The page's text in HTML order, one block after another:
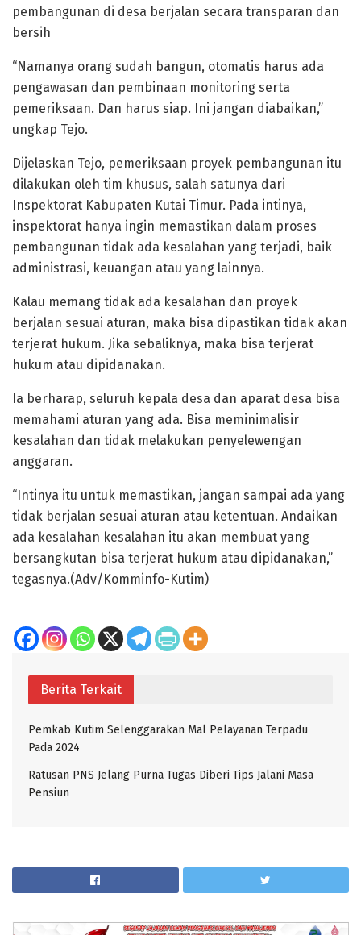
pembangunan di desa berjalan secara transparan dan
bersih
“Namanya orang sudah bangun, otomatis harus ada
pengawasan dan pembinaan monitoring serta
pemeriksaan. Dan harus siap. Ini jangan diabaikan,”
ungkap Tejo.
Dijelaskan Tejo, pemeriksaan proyek pembangunan itu
dilakukan oleh tim khusus, salah satunya dari
Inspektorat Kabupaten Kutai Timur. Pada intinya,
inspektorat hanya ingin memastikan dalam proses
pembangunan tidak ada kesalahan yang terjadi, baik
administrasi, keuangan atau yang lainnya.
Kalau memang tidak ada kesalahan dan proyek
berjalan sesuai aturan, maka bisa dipastikan tidak akan
terjerat hukum. Jika sebaliknya, maka bisa terjerat
hukum atau dipidanakan.
Ia berharap, seluruh kepala desa dan aparat desa bisa
memahami aturan yang ada. Bisa meminimalisir
kesalahan dan tidak melakukan penyelewengan
anggaran.
“Intinya itu untuk memastikan, jangan sampai ada yang
tidak berjalan sesuai aturan atau ketentuan. Andaikan
ada kesalahan kesalahan itu akan membuat yang
bersangkutan bisa terjerat hukum atau dipidanakan,”
tegasnya.(Adv/Komminfo-Kutim)
Berita Terkait
Pemkab Kutim Selenggarakan Mal Pelayanan Terpadu
Pada 2024
Ratusan PNS Jelang Purna Tugas Diberi Tips Jalani Masa
Pensiun